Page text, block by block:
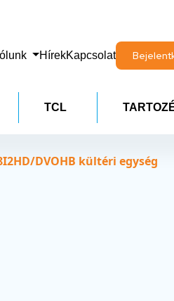
HírekKapcsolat
TCL
DVOHB kültéri egység